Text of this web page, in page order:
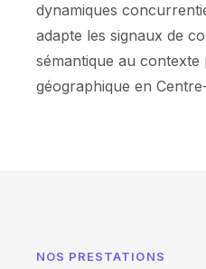
dynamiques
adapte les signaux de
sémantique au
géographique en
NOS PRESTATIONS